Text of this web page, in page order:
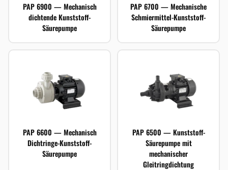
PAP 6900 — Mechanisch
dichtende Kunststoff-
Säurepumpe
PAP 6700 — Mechanische
Schmiermittel-Kunststoff-
Säurepumpe
PAP 6600 — Mechanisch
Dichtringe-Kunststoff-
Säurepumpe
PAP 6500 — Kunststoff-
Säurepumpe mit
mechanischer
Gleitringdichtung